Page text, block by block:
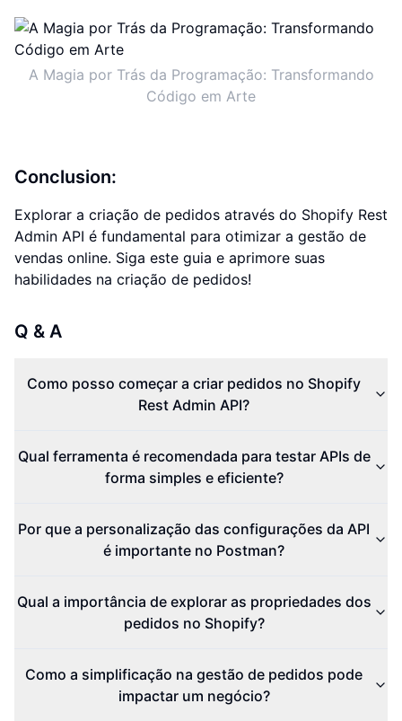
A Magia por Trás da Programação: Transformando
Código em Arte
Conclusion:
Explorar a criação de pedidos através do Shopify Rest
Admin API é fundamental para otimizar a gestão de
vendas online. Siga este guia e aprimore suas
habilidades na criação de pedidos!
Q & A
Como posso começar a criar pedidos no Shopify
Rest Admin API?
Qual ferramenta é recomendada para testar APIs de
forma simples e eficiente?
Por que a personalização das configurações da API
é importante no Postman?
Qual a importância de explorar as propriedades dos
pedidos no Shopify?
Como a simplificação na gestão de pedidos pode
impactar um negócio?